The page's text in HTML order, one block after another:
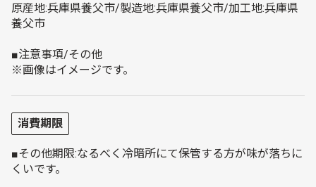
原産地:兵庫県養父市/製造地:兵庫県養父市/加工地:兵庫県
養父市
■注意事項/その他
※画像はイメージです。
消費期限
■その他期限:なるべく冷暗所にて保管する方が味が落ちに
くいです。